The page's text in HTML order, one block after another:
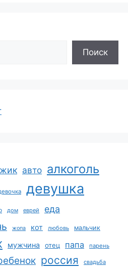
Поиск
авто алкоголь
девушка
дом еврей еда
жопа кот любовь мальчик
мужчина отец папа парень
россия свадьба